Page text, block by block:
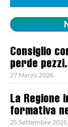
Consiglio
perde
27 Marzo 2026
La Regione
formativa
25 Settembre 2025